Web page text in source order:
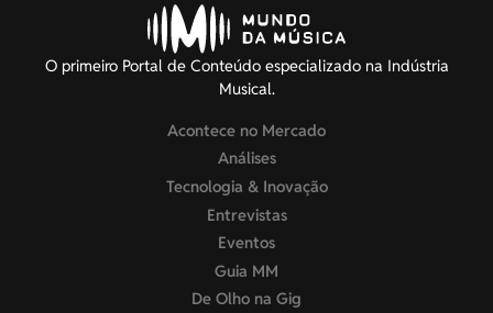
O primeiro Portal de Conteúdo especializado na Indústria
Musical.
Acontece no Mercado
Análises
Tecnologia & Inovação
Entrevistas
Eventos
Guia MM
De Olho na Gig